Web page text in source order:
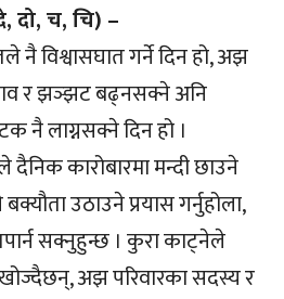
दो, च, चि) –
नै विश्वासघात गर्ने दिन हो, अझ
र झञ्झट बढ्नसक्ने अनि
नै लाग्नसक्ने दिन हो ।
कारोबारमा मन्दी छाउने
उठाउने प्रयास गर्नुहोला,
सक्नुहुन्छ । कुरा काट्नेले
खोज्दैछन्, अझ परिवारका सदस्य र